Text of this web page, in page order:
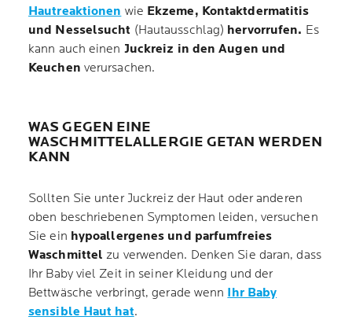
Hautreaktionen wie Ekzeme, Kontaktdermatitis
und Nesselsucht (Hautausschlag) hervorrufen. Es
kann auch einen Juckreiz in den Augen und
Keuchen verursachen.
WAS GEGEN EINE
WASCHMITTELALLERGIE GETAN WERDEN
KANN
Sollten Sie unter Juckreiz der Haut oder anderen
oben beschriebenen Symptomen leiden, versuchen
Sie ein hypoallergenes und parfumfreies
Waschmittel zu verwenden. Denken Sie daran, dass
Ihr Baby viel Zeit in seiner Kleidung und der
Bettwäsche verbringt, gerade wenn Ihr Baby
sensible Haut hat.